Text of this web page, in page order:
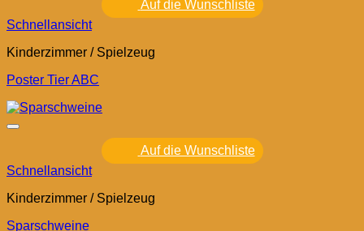
Auf die Wunschliste
Schnellansicht
Kinderzimmer / Spielzeug
Poster Tier ABC
Auf die Wunschliste
Schnellansicht
Kinderzimmer / Spielzeug
Sparschweine